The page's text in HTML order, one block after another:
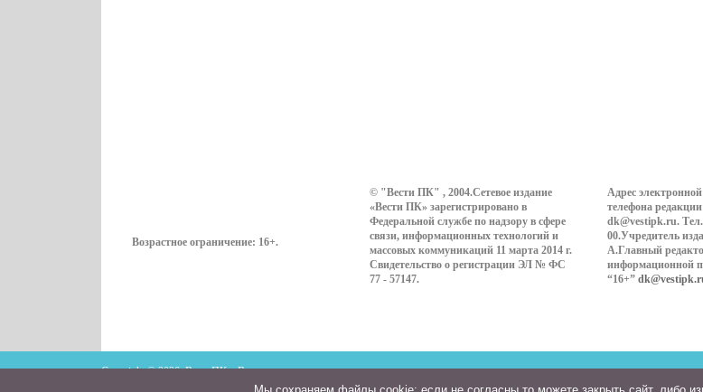
Возрастное ограничение: 16+.
© "Вести ПК" , 2004.Сетевое издание
«Вести ПК» зарегистрировано в
Федеральной службе по надзору в сфере
связи, информационных технологий и
массовых коммуникаций 11 марта 2014 г.
Свидетельство о регистрации ЭЛ № ФС
77 - 57147.
Адрес
телефона
dk@vestipk.ru.
00.Учредитель
А.Главный
информационной
“16+”
Copyright © 2026. ВестиПК в Воронеже